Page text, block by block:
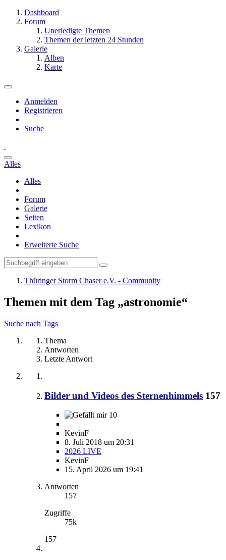
Dashboard
Forum
Unerledigte Themen
Themen der letzten 24 Stunden
Galerie
Alben
Karte
Anmelden
Registrieren
Suche
Alles
Alles
Forum
Galerie
Seiten
Lexikon
Erweiterte Suche
Thüringer Storm Chaser e.V. - Community
Themen mit dem Tag „astronomie“
Suche nach Tags
Thema
Antworten
Letzte Antwort
Bilder und Videos des Sternenhimmels 157
10
KevinF
8. Juli 2018 um 20:31
2026 LIVE
KevinF
15. April 2026 um 19:41
Antworten
157
Zugriffe
75k
157